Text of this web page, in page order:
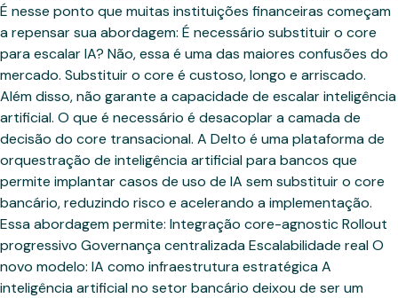
É nesse ponto que muitas instituições financeiras começam
a repensar sua abordagem: É necessário substituir o core
para escalar IA? Não, essa é uma das maiores confusões do
mercado. Substituir o core é custoso, longo e arriscado.
Além disso, não garante a capacidade de escalar inteligência
artificial. O que é necessário é desacoplar a camada de
decisão do core transacional. A Delto é uma plataforma de
orquestração de inteligência artificial para bancos que
permite implantar casos de uso de IA sem substituir o core
bancário, reduzindo risco e acelerando a implementação.
Essa abordagem permite: Integração core-agnostic Rollout
progressivo Governança centralizada Escalabilidade real O
novo modelo: IA como infraestrutura estratégica A
inteligência artificial no setor bancário deixou de ser um